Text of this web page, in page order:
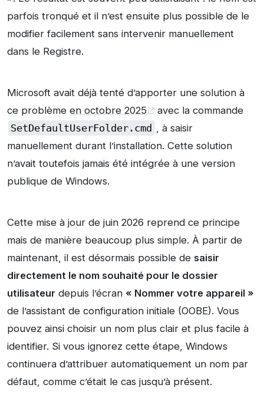
parfois tronqué et il n’est ensuite plus possible de le
modifier facilement sans intervenir manuellement
dans le Registre.
Microsoft avait déjà tenté d’apporter une solution à
ce problème en octobre 2025
avec la commande
SetDefaultUserFolder.cmd , à saisir
manuellement durant l’installation. Cette solution
n’avait toutefois jamais été intégrée à une version
publique de Windows.
Cette mise à jour de juin 2026 reprend ce principe
mais de manière beaucoup plus simple. À partir de
maintenant, il est désormais possible de saisir
directement le nom souhaité pour le dossier
utilisateur depuis l’écran « Nommer votre appareil »
de l’assistant de configuration initiale (OOBE). Vous
pouvez ainsi choisir un nom plus clair et plus facile à
identifier. Si vous ignorez cette étape, Windows
continuera d’attribuer automatiquement un nom par
défaut, comme c’était le cas jusqu’à présent.